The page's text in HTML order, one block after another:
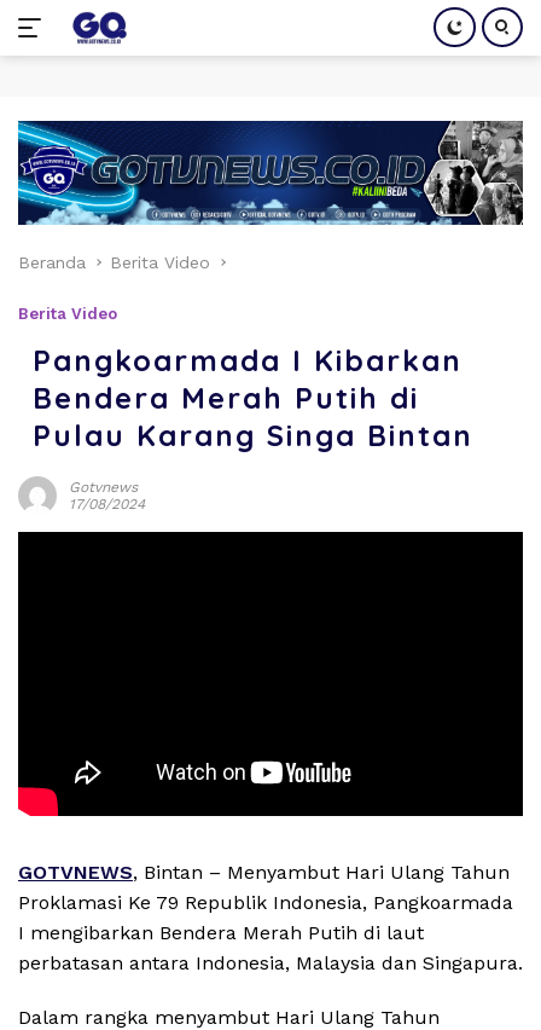
konten
Beranda Berita Video
Berita Video
Pangkoarmada I Kibarkan
Bendera Merah Putih di
Pulau Karang Singa Bintan
Gotvnews
17/08/2024
GOTVNEWS, Bintan – Menyambut Hari Ulang Tahun
Proklamasi Ke 79 Republik Indonesia, Pangkoarmada
I mengibarkan Bendera Merah Putih di laut
perbatasan antara Indonesia, Malaysia dan Singapura.
Dalam rangka menyambut Hari Ulang Tahun